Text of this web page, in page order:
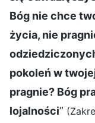
Bóg nie chce
życia, nie
pokoleń w
pragnie? Bóg
lojalności”